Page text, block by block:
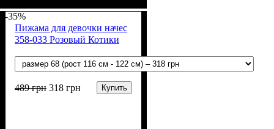
Спандекс, Эластан
(97%-полиэстер, 3%-
эластан)
-35%
Пижама для девочки начес
358-033 Розовый Котики
489грн 318 грн Купить